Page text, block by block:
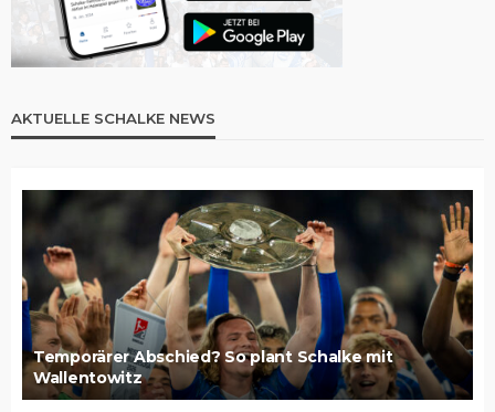
AKTUELLE SCHALKE NEWS
Temporärer Abschied? So plant Schalke mit
Wallentowitz